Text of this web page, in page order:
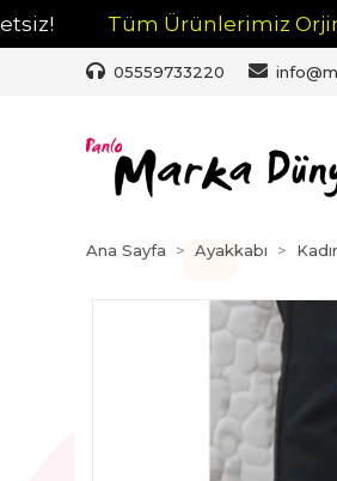
Tüm Ürünlerimiz Orjinaldir
05559733220
Ana Sayfa Ayakkabı